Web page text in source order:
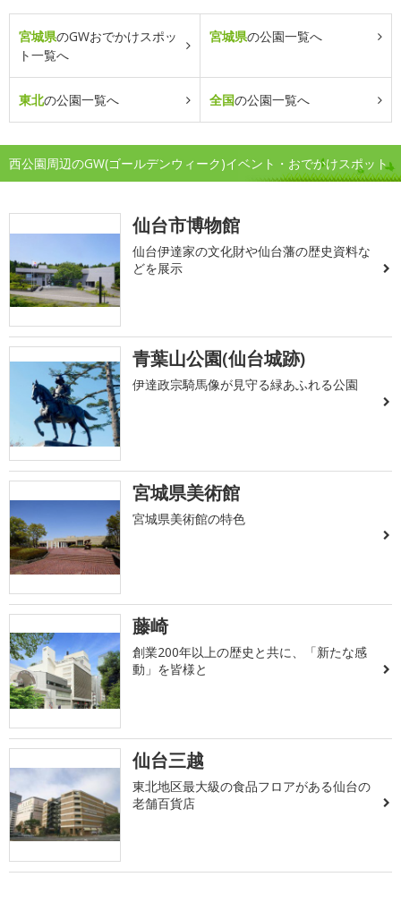
宮城県のGWおでかけスポッ
ト一覧へ
宮城県の公園一覧へ
東北の公園一覧へ 全国の公園一覧へ
西公園周辺のGW(ゴールデンウィーク)イベント・おでかけスポット
仙台市博物館
仙台伊達家の文化財や仙台藩の歴史資料な
どを展示
青葉山公園(仙台城跡)
伊達政宗騎馬像が見守る緑あふれる公園
宮城県美術館
宮城県美術館の特色
藤崎
創業200年以上の歴史と共に、「新たな感
動」を皆様と
仙台三越
東北地区最大級の食品フロアがある仙台の
老舗百貨店